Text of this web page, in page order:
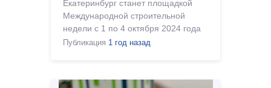
Екатеринбург станет площадкой
Международной строительной
недели с 1 по 4 октября 2024 года
Публикация 1 год назад